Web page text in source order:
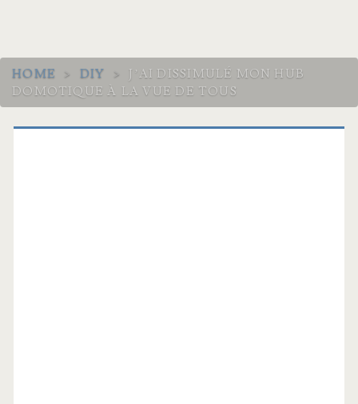
HOME > DIY >
J’AI DISSIMULÉ MON HUB
DOMOTIQUE À LA VUE DE TOUS